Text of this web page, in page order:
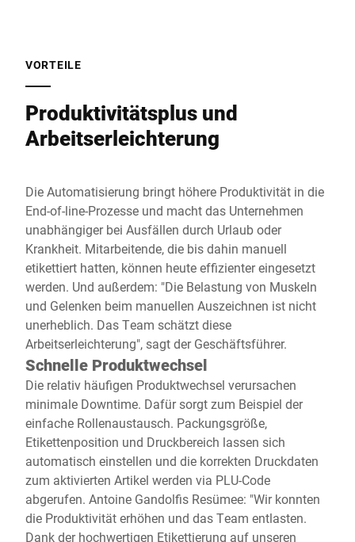
VORTEILE
Produktivitätsplus und
Arbeitserleichterung
Die Automatisierung bringt höhere Produktivität in die
End-of-line-Prozesse und macht das Unternehmen
unabhängiger bei Ausfällen durch Urlaub oder
Krankheit. Mitarbeitende, die bis dahin manuell
etikettiert hatten, können heute effizienter eingesetzt
werden. Und außerdem: "Die Belastung von Muskeln
und Gelenken beim manuellen Auszeichnen ist nicht
unerheblich. Das Team schätzt diese
Arbeitserleichterung", sagt der Geschäftsführer.
Schnelle Produktwechsel
Die relativ häufigen Produktwechsel verursachen
minimale Downtime. Dafür sorgt zum Beispiel der
einfache Rollenaustausch. Packungsgröße,
Etikettenposition und Druckbereich lassen sich
automatisch einstellen und die korrekten Druckdaten
zum aktivierten Artikel werden via PLU-Code
abgerufen. Antoine Gandolfis Resümee: "Wir konnten
die Produktivität erhöhen und das Team entlasten.
Dank der hochwertigen Etikettierung auf unseren